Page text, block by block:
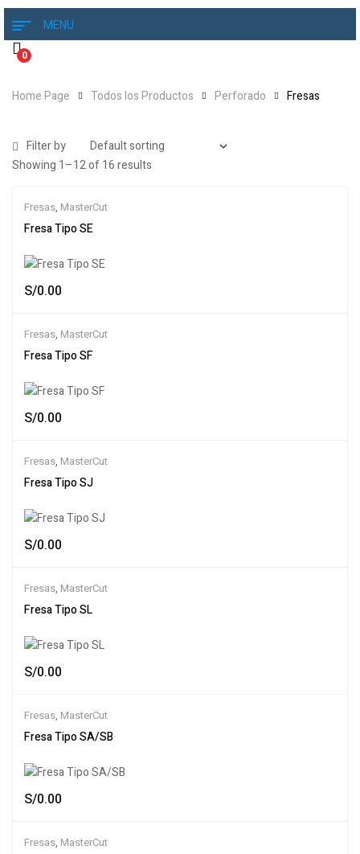
MENU
0
Home Page Todos los Productos Perforado Fresas
Filter by
Showing 1–12 of 16 results
Fresas, MasterCut
Fresa Tipo SE
S/0.00
Fresas, MasterCut
Fresa Tipo SF
S/0.00
Fresas, MasterCut
Fresa Tipo SJ
S/0.00
Fresas, MasterCut
Fresa Tipo SL
S/0.00
Fresas, MasterCut
Fresa Tipo SA/SB
S/0.00
Fresas, MasterCut